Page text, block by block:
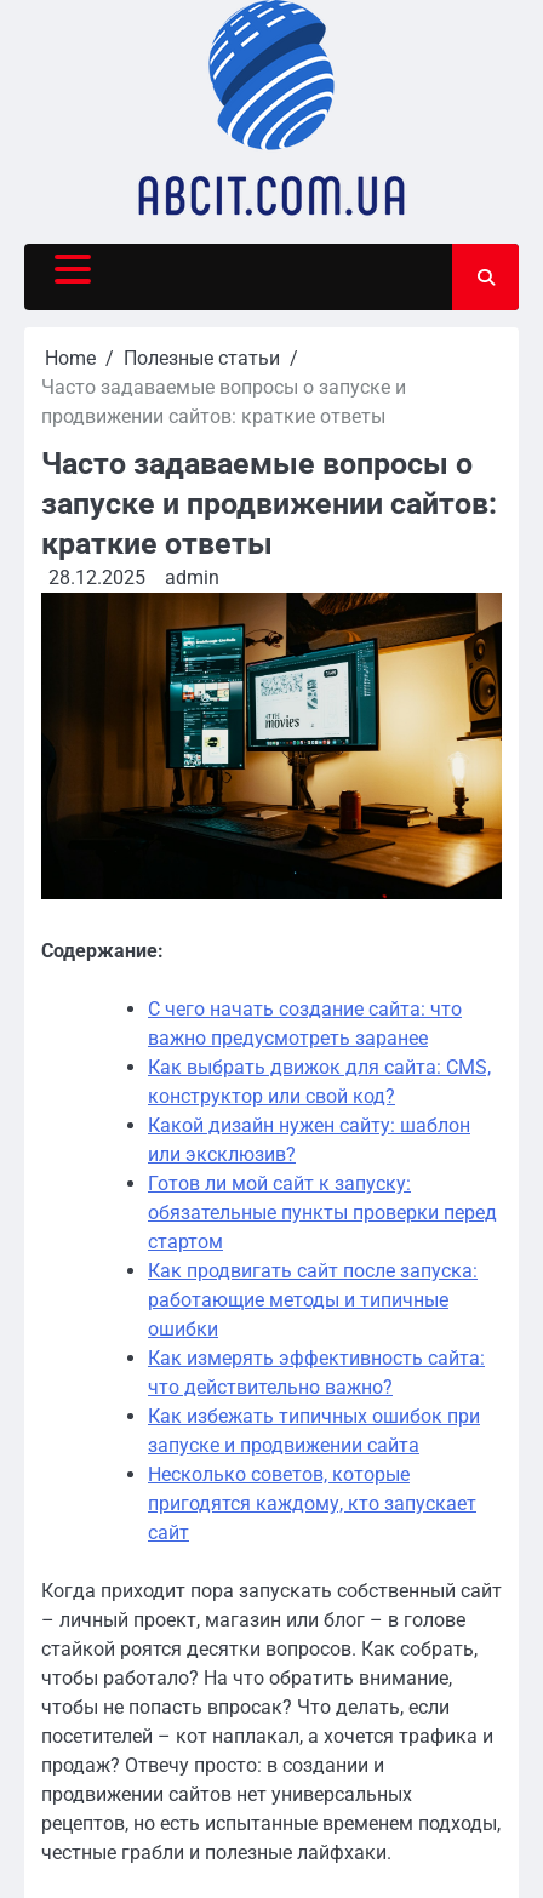
Home
Полезные статьи
Часто задаваемые вопросы о запуске и
продвижении сайтов: краткие ответы
Часто задаваемые вопросы о
запуске и продвижении сайтов:
краткие ответы
28.12.2025 admin
Содержание:
С чего начать создание сайта: что
важно предусмотреть заранее
Как выбрать движок для сайта: CMS,
конструктор или свой код?
Какой дизайн нужен сайту: шаблон
или эксклюзив?
Готов ли мой сайт к запуску:
обязательные пункты проверки перед
стартом
Как продвигать сайт после запуска:
работающие методы и типичные
ошибки
Как измерять эффективность сайта:
что действительно важно?
Как избежать типичных ошибок при
запуске и продвижении сайта
Несколько советов, которые
пригодятся каждому, кто запускает
сайт
Когда приходит пора запускать собственный сайт
– личный проект, магазин или блог – в голове
стайкой роятся десятки вопросов. Как собрать,
чтобы работало? На что обратить внимание,
чтобы не попасть впросак? Что делать, если
посетителей – кот наплакал, а хочется трафика и
продаж? Отвечу просто: в создании и
продвижении сайтов нет универсальных
рецептов, но есть испытанные временем подходы,
честные грабли и полезные лайфхаки.